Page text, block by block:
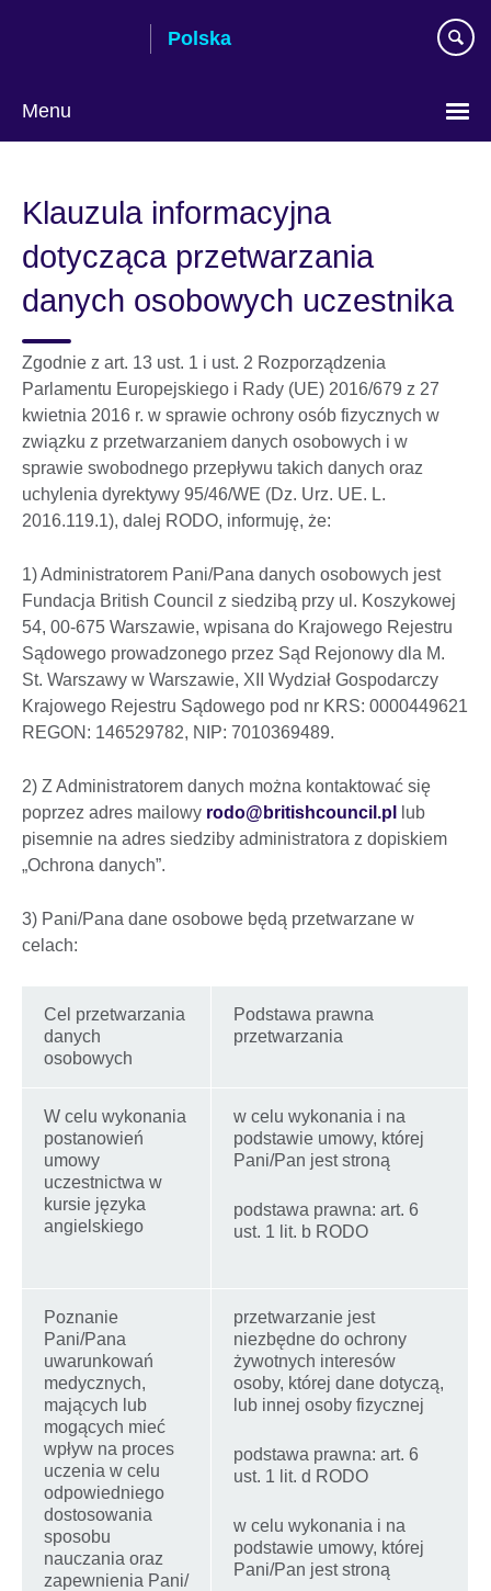
Polska
Menu
Klauzula informacyjna
dotycząca przetwarzania
danych osobowych uczestnika
Zgodnie z art. 13 ust. 1 i ust. 2 Rozporządzenia
Parlamentu Europejskiego i Rady (UE) 2016/679 z 27
kwietnia 2016 r. w sprawie ochrony osób fizycznych w
związku z przetwarzaniem danych osobowych i w
sprawie swobodnego przepływu takich danych oraz
uchylenia dyrektywy 95/46/WE (Dz. Urz. UE. L.
2016.119.1), dalej RODO, informuję, że:
1) Administratorem Pani/Pana danych osobowych jest
Fundacja British Council z siedzibą przy ul. Koszykowej
54, 00-675 Warszawie, wpisana do Krajowego Rejestru
Sądowego prowadzonego przez Sąd Rejonowy dla M.
St. Warszawy w Warszawie, XII Wydział Gospodarczy
Krajowego Rejestru Sądowego pod nr KRS: 0000449621
REGON: 146529782, NIP: 7010369489.
2) Z Administratorem danych można kontaktować się
poprzez adres mailowy rodo@britishcouncil.pl
lub
pisemnie na adres siedziby administratora z dopiskiem
„Ochrona danych”.
3) Pani/Pana dane osobowe będą przetwarzane w
celach:
Cel przetwarzania
danych
osobowych
Podstawa prawna
przetwarzania
W celu wykonania
postanowień
umowy
uczestnictwa w
kursie języka
angielskiego
w celu wykonania i na
podstawie umowy, której
Pani/Pan jest stroną
podstawa prawna: art. 6
ust. 1 lit. b RODO
Poznanie
Pani/Pana
uwarunkowań
medycznych,
mających lub
mogących mieć
wpływ na proces
uczenia w celu
odpowiedniego
dostosowania
sposobu
nauczania oraz
zapewnienia Pani/
przetwarzanie jest
niezbędne do ochrony
żywotnych interesów
osoby, której dane dotyczą,
lub innej osoby fizycznej
podstawa prawna: art. 6
ust. 1 lit. d RODO
w celu wykonania i na
podstawie umowy, której
Pani/Pan jest stroną